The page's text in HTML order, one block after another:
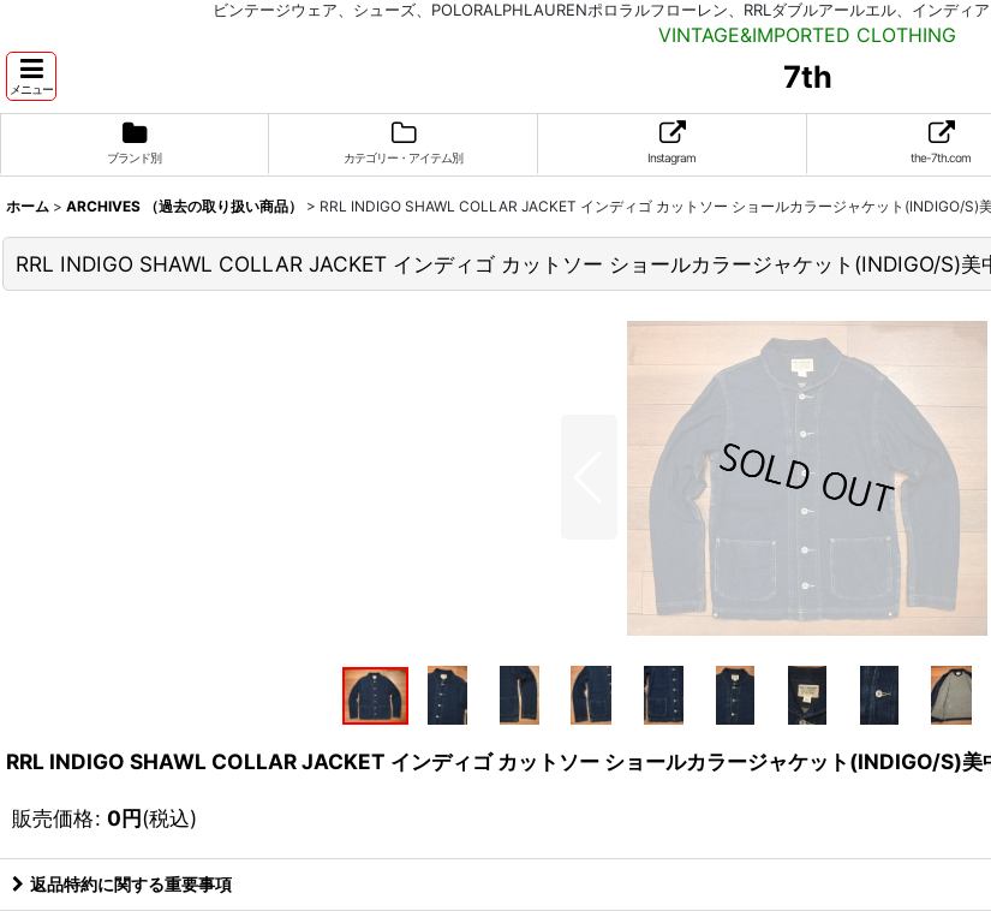
ビンテージウェア、シューズ、POLORALPHLAURENポロラルフローレン、RRLダブルアールエル、インディ
VINTAGE&IMPORTED CLOTHING
メニュー 7th
ブランド別 カテゴリー・アイテム別 Instagram the-7th.com
ホーム > ARCHIVES （過去の取り扱い商品） > RRL INDIGO SHAWL COLLAR JACKET インディゴ カットソー ショールカラージャケット(INDIGO/S)
RRL INDIGO SHAWL COLLAR JACKET インディゴ カットソー ショールカラージャケット(INDIGO/S)美
RRL INDIGO SHAWL COLLAR JACKET インディゴ カットソー ショールカラージャケット(INDIGO/S)美
販売価格: 0円(税込)
返品特約に関する重要事項